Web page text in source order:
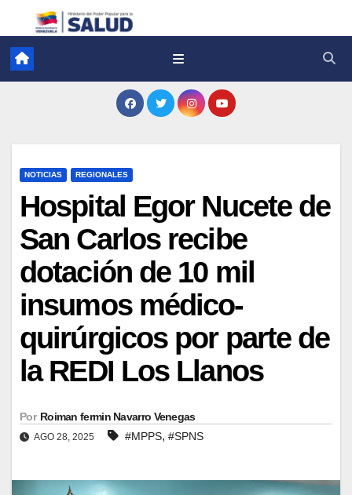
NOTICIAS REGIONALES
Hospital Egor Nucete de
San Carlos recibe
dotación de 10 mil
insumos médico-
quirúrgicos por parte de
la REDI Los Llanos
Por Roiman fermin Navarro Venegas
AGO 28, 2025 #MPPS, #SPNS